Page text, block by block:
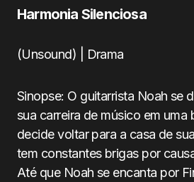
Harmonia Silenciosa
(Unsound) | Drama
Sinopse: O guitarrista Noah se
sua carreira de músico em uma
decide voltar para a casa de
tem constantes brigas por
Até que Noah se encanta por